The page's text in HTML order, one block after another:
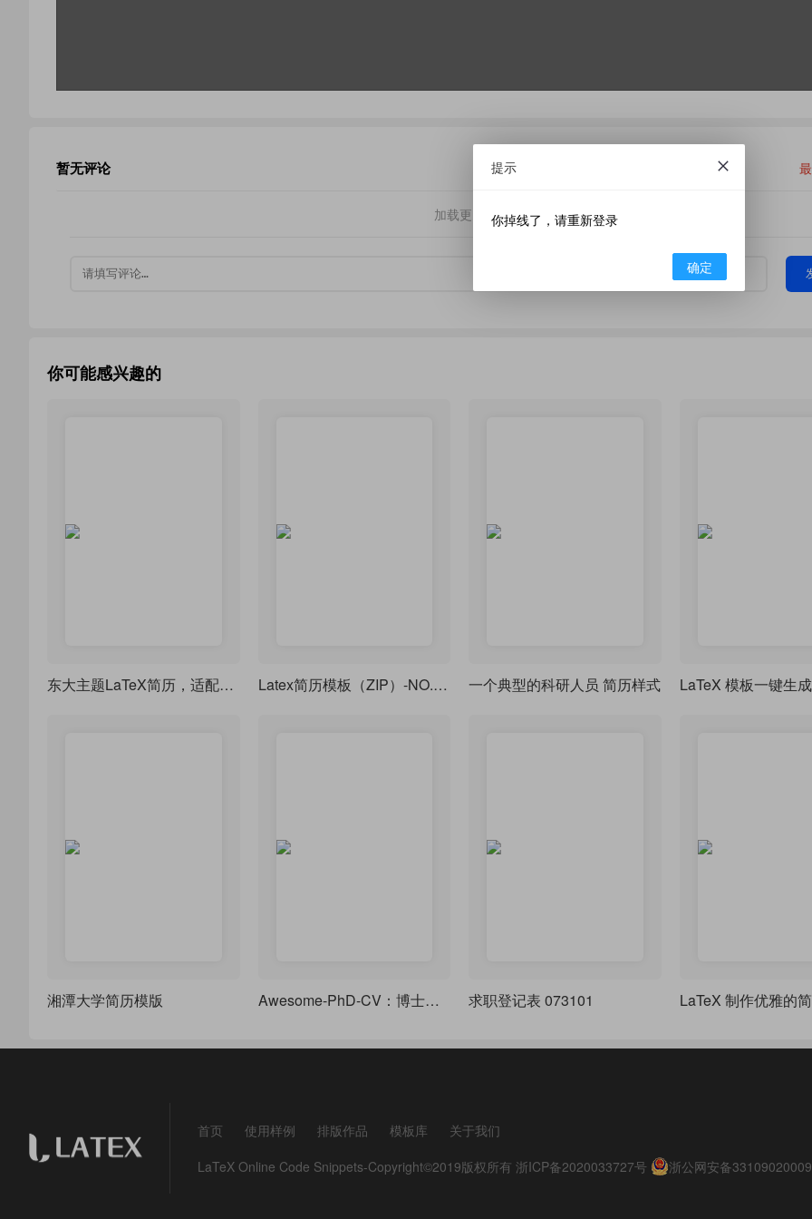
暂无评论
加载更多
你可能感兴趣的
东大主题LaTeX简历，适配研究生求职与学术交流 Latex简历模板（ZIP）-NO.CV20260627 一个典型的科研人员 简历样式
湘潭大学简历模版 Awesome-PhD-CV：博士学位申请简历 求职登记表 073101 LaTeX 制作优雅的
首页 使用样例 排版作品 模板库
关于我们
LaTeX Online Code Snippets-Copyright©2019版权所有 浙ICP备2020033727号 浙公网安备
提示
你掉线了，请重新登录
确定